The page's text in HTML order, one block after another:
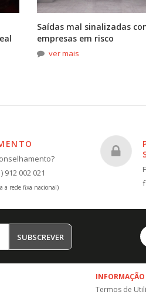
Saídas mal sinalizadas
empresas em risco
ver mais
912 002 021
a rede fixa nacional)
SUBSCREVER
Termos de